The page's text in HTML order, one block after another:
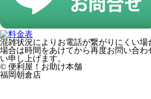
混雑状況によりお電話が繋がりにくい
場合は時間をあけてから再度お問い合
い申し上げます。
© 便利屋！お助け本舗
福岡朝倉店